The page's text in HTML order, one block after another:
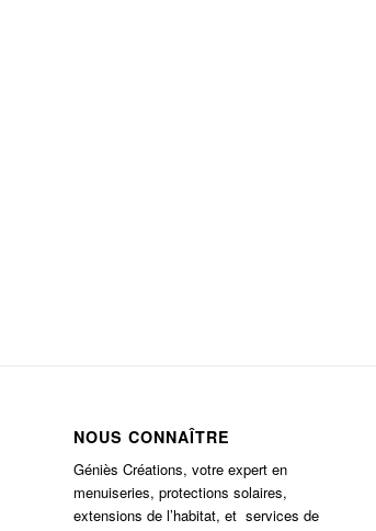
NOUS CONNAÎTRE
Géniès Créations, votre expert en
menuiseries, protections solaires,
extensions de l’habitat, et services de